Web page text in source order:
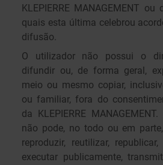
KLEPIERRE MANAGEMENT
quais esta última celebrou
difusão.
O utilizador não possui o
difundir ou, de forma geral,
meio ou mesmo copiar,
ou familiar, fora do
da KLEPIERRE
não pode, no todo ou em
reproduzir, reutilizar,
executar publicamente,